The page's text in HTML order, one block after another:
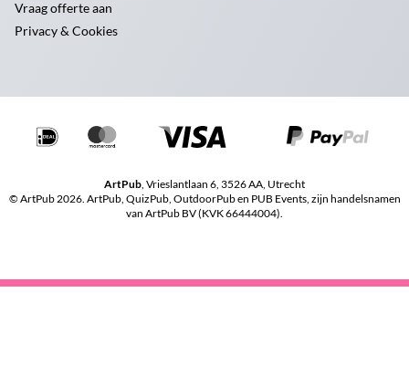
Vraag offerte aan
Privacy & Cookies
ArtPub, Vrieslantlaan 6, 3526 AA, Utrecht
© ArtPub 2026. ArtPub, QuizPub, OutdoorPub en PUB Events, zijn handelsnamen
van ArtPub BV (KVK 66444004).